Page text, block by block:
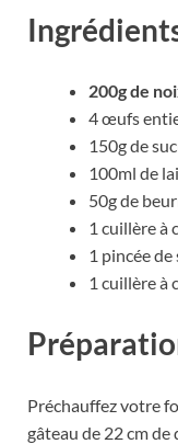
200g de
4 œufs
150g de
100ml de
50g de
1 cuillère à
1 pincée de
1 cuillère à
Préchauffez votre
gâteau de 22 cm